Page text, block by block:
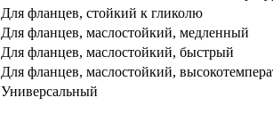
Для фланцев, стойкий к гликолю
Для фланцев, маслостойкий, медленный
Для фланцев, маслостойкий, быстрый
Для фланцев, маслостойкий,
Универсальный